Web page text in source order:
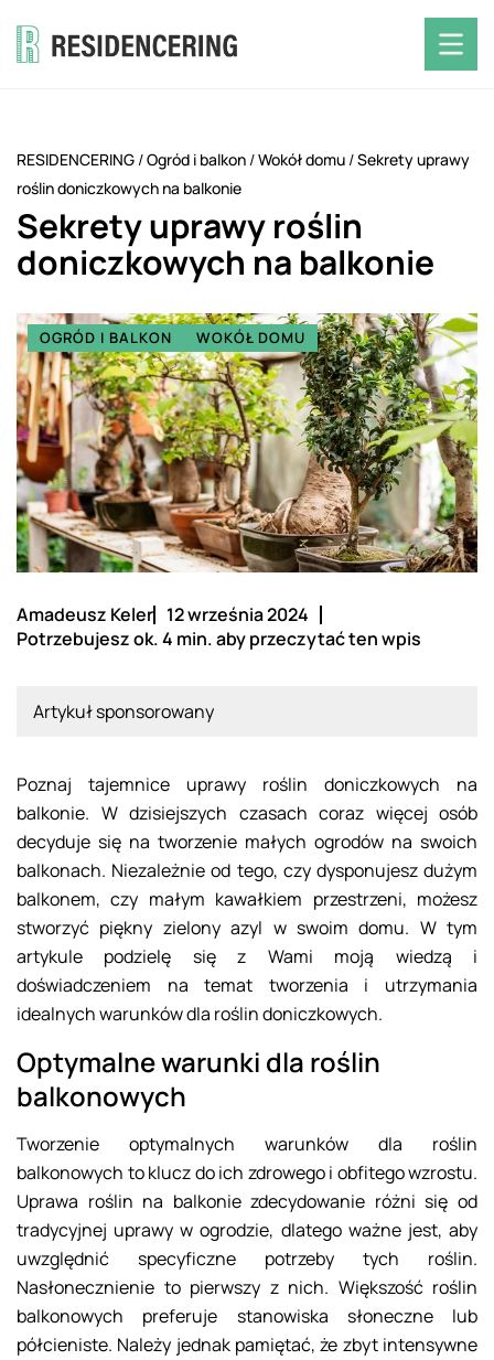
RESIDENCERING /Ogród i balkon /Wokół domu /Sekrety uprawy
roślin doniczkowych na balkonie
Sekrety uprawy roślin
doniczkowych na balkonie
OGRÓD I BALKON WOKÓŁ DOMU
Amadeusz Keler 12 września 2024
Potrzebujesz ok. 4 min. aby przeczytać ten wpis
Artykuł sponsorowany
Poznaj tajemnice uprawy roślin doniczkowych na
balkonie. W dzisiejszych czasach coraz więcej osób
decyduje się na tworzenie małych ogrodów na swoich
balkonach. Niezależnie od tego, czy dysponujesz dużym
balkonem, czy małym kawałkiem przestrzeni, możesz
stworzyć piękny zielony azyl w swoim domu. W tym
artykule podzielę się z Wami moją wiedzą i
doświadczeniem na temat tworzenia i utrzymania
idealnych warunków dla roślin doniczkowych.
Optymalne warunki dla roślin
balkonowych
Tworzenie optymalnych warunków dla roślin
balkonowych to klucz do ich zdrowego i obfitego wzrostu.
Uprawa roślin na balkonie zdecydowanie różni się od
tradycyjnej uprawy w ogrodzie, dlatego ważne jest, aby
uwzględnić specyficzne potrzeby tych roślin.
Nasłonecznienie to pierwszy z nich. Większość roślin
balkonowych preferuje stanowiska słoneczne lub
półcieniste. Należy jednak pamiętać, że zbyt intensywne